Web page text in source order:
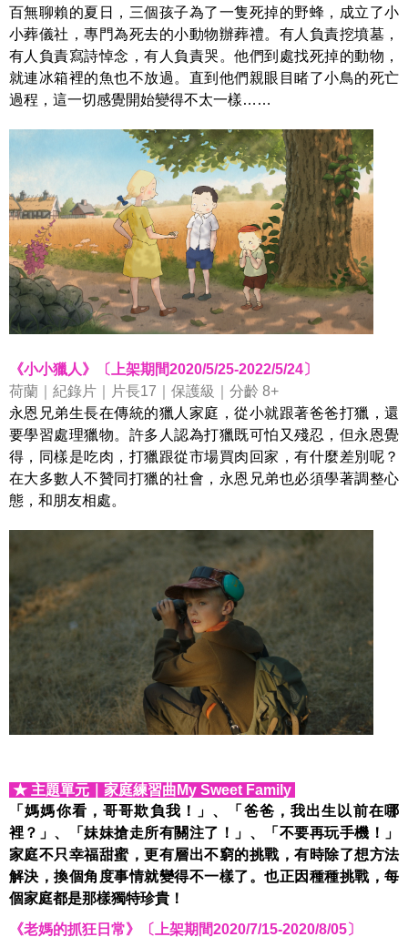
百無聊賴的夏日，三個孩子為了一隻死掉的野蜂，成立了小
小葬儀社，專門為死去的小動物辦葬禮。有人負責挖墳墓，
有人負責寫詩悼念，有人負責哭。他們到處找死掉的動物，
就連冰箱裡的魚也不放過。直到他們親眼目睹了小鳥的死亡
過程，這一切感覺開始變得不太一樣……
《小小獵人》〔上架期間2020/5/25-2022/5/24〕
荷蘭｜紀錄片｜片長17｜保護級｜分齡 8+
永恩兄弟生長在傳統的獵人家庭，從小就跟著爸爸打獵，還
要學習處理獵物。許多人認為打獵既可怕又殘忍，但永恩覺
得，同樣是吃肉，打獵跟從市場買肉回家，有什麼差別呢？
在大多數人不贊同打獵的社會，永恩兄弟也必須學著調整心
態，和朋友相處。
★ 主題單元 家庭練習曲 My Sweet Family
「媽媽你看，哥哥欺負我！」、「爸爸，我出生以前在哪
裡？」、「妹妹搶走所有關注了！」、「不要再玩手機！」
家庭不只幸福甜蜜，更有層出不窮的挑戰，有時除了想方法
解決，換個角度事情就變得不一樣了。也正因種種挑戰，每
個家庭都是那樣獨特珍貴！
《老媽的抓狂日常》〔上架期間2020/7/15-2020/8/05〕